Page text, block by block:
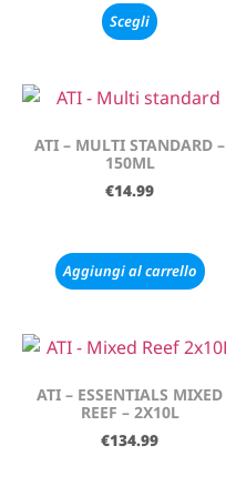
Scegli
ATI – MULTI STANDARD –
150ML
€14.99
Aggiungi al carrello
ATI – ESSENTIALS MIXED
REEF – 2X10L
€134.99